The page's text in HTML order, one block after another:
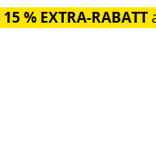
15 % EXTRA-RABATT